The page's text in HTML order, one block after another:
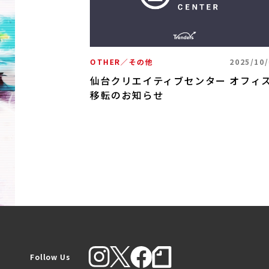
05/18
や
OTHER／その他 2025/10/
仙台クリエイティブセンター オフィ
移転のお知らせ
Follow Us